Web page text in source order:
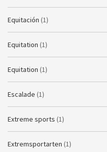
Equitación (1)
Equitation (1)
Equitation (1)
Escalade (1)
Extreme sports (1)
Extremsportarten (1)